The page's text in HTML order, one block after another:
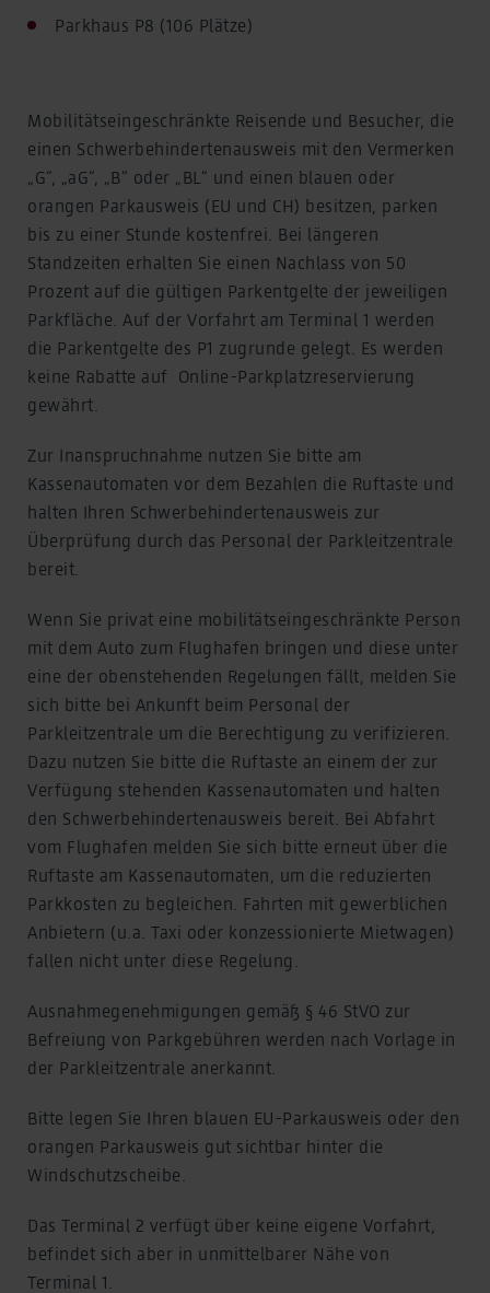
Parkhaus P8 (106 Plätze)
Mobilitätseingeschränkte Reisende und Besucher, die
einen Schwerbehindertenausweis mit den Vermerken
„G“, „aG“, „B“ oder „BL“ und einen blauen oder
orangen Parkausweis (EU und CH) besitzen, parken
bis zu einer Stunde kostenfrei. Bei längeren
Standzeiten erhalten Sie einen Nachlass von 50
Prozent auf die gültigen Parkentgelte der jeweiligen
Parkfläche. Auf der Vorfahrt am Terminal 1 werden
die Parkentgelte des P1 zugrunde gelegt. Es werden
keine Rabatte auf Online-Parkplatzreservierung
gewährt.
Zur Inanspruchnahme nutzen Sie bitte am
Kassenautomaten vor dem Bezahlen die Ruftaste und
halten Ihren Schwerbehindertenausweis zur
Überprüfung durch das Personal der Parkleitzentrale
bereit.
Wenn Sie privat eine mobilitätseingeschränkte Person
mit dem Auto zum Flughafen bringen und diese unter
eine der obenstehenden Regelungen fällt, melden Sie
sich bitte bei Ankunft beim Personal der
Parkleitzentrale um die Berechtigung zu verifizieren.
Dazu nutzen Sie bitte die Ruftaste an einem der zur
Verfügung stehenden Kassenautomaten und halten
den Schwerbehindertenausweis bereit. Bei Abfahrt
vom Flughafen melden Sie sich bitte erneut über die
Ruftaste am Kassenautomaten, um die reduzierten
Parkkosten zu begleichen. Fahrten mit gewerblichen
Anbietern (u.a. Taxi oder konzessionierte Mietwagen)
fallen nicht unter diese Regelung.
Ausnahmegenehmigungen gemäß § 46 StVO zur
Befreiung von Parkgebühren werden nach Vorlage in
der Parkleitzentrale anerkannt.
Bitte legen Sie Ihren blauen EU-Parkausweis oder den
orangen Parkausweis gut sichtbar hinter die
Windschutzscheibe.
Das Terminal 2 verfügt über keine eigene Vorfahrt,
befindet sich aber in unmittelbarer Nähe von
Terminal 1.